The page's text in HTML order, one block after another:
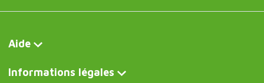
Aide
Informations légales